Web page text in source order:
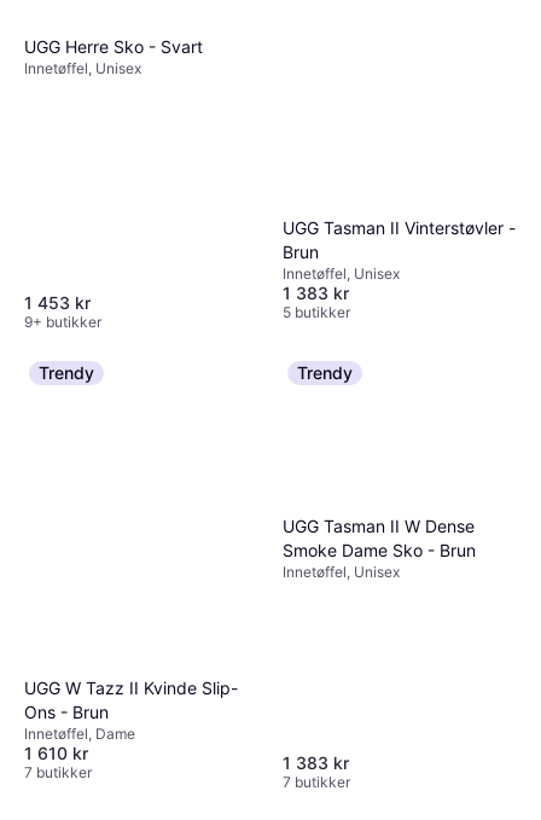
UGG Herre Sko - Svart
Innetøffel, Unisex
1 453 kr
9+ butikker
UGG Tasman II Vinterstøvler -
Brun
Innetøffel, Unisex
1 383 kr
5 butikker
Trendy
UGG W Tazz II Kvinde Slip-
Ons - Brun
Innetøffel, Dame
1 610 kr
7 butikker
Trendy
UGG Tasman II W Dense
Smoke Dame Sko - Brun
Innetøffel, Unisex
1 383 kr
7 butikker